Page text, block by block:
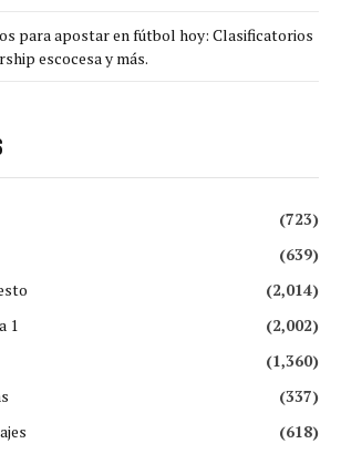
para apostar en fútbol hoy: Clasificatorios
escocesa y más.
(723)
(639)
(2,014)
1
(2,002)
(1,360)
(337)
(618)